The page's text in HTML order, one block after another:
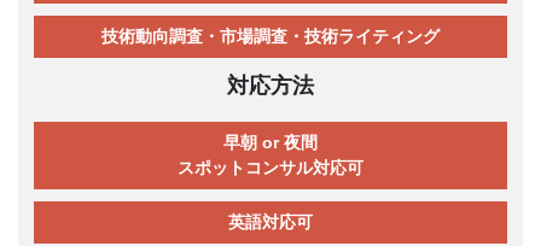
技術動向調査・市場調査・技術ライティング
対応方法
早朝 or 夜間
スポットコンサル対応可
英語対応可